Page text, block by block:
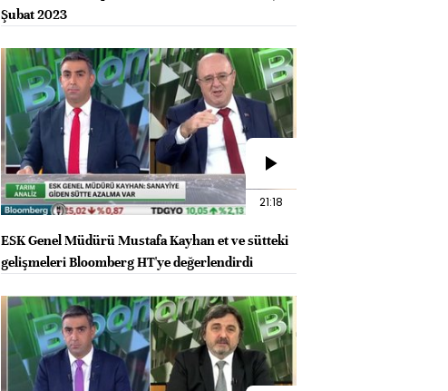
Şubat 2023
21:18
ESK Genel Müdürü Mustafa Kayhan et ve sütteki
gelişmeleri Bloomberg HT'ye değerlendirdi